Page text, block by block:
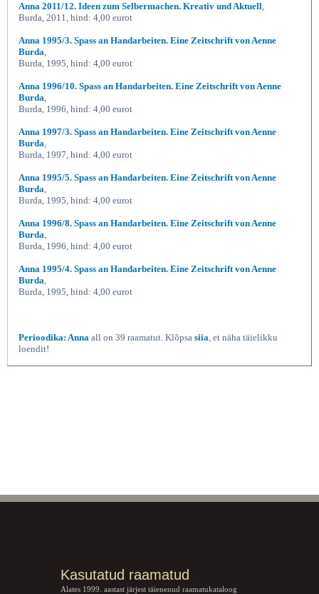
Anna 2011/12. Ideen zum Selbermachen. Kreativ und Aktuell,
Burda, 2011, hind: 4,00 eurot
Anna 1995/3. Spass an Handarbeiten. Eine Zeitschrift von Aenne
Burda,
Burda, 1995, hind: 4,00 eurot
Anna 1996/10. Spass an Handarbeiten. Eine Zeitschrift von Aenne
Burda,
Burda, 1996, hind: 4,00 eurot
Anna 1997/3. Spass an Handarbeiten. Eine Zeitschrift von Aenne
Burda,
Burda, 1997, hind: 4,00 eurot
Anna 1995/5. Spass an Handarbeiten. Eine Zeitschrift von Aenne
Burda,
Burda, 1995, hind: 4,00 eurot
Anna 1996/8. Spass an Handarbeiten. Eine Zeitschrift von Aenne
Burda,
Burda, 1996, hind: 4,00 eurot
Anna 1995/4. Spass an Handarbeiten. Eine Zeitschrift von Aenne
Burda,
Burda, 1995, hind: 4,00 eurot
Perioodika: Anna all on 39 raamatut. Klõpsa siia, et näha täielikku
loendit!
Kasutatud raamatud
Alates 1999. aastast järjest täienenud raamatukataloog